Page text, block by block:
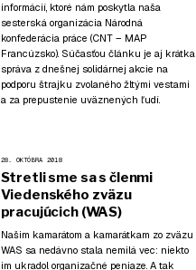
informácií, ktoré nám poskytla naša
sesterská organizácia Národná
konfederácia práce (CNT – MAP
Francúzsko). Súčasťou článku je aj krátka
správa z dnešnej solidárnej akcie na
podporu štrajku zvolaného žltými vestami
a za prepustenie uväznených ľudí.
28. OKTÓBRA 2018
Stretli sme sa s členmi
Viedenského zväzu
pracujúcich (WAS)
Našim kamarátom a kamarátkam zo zväzu
WAS sa nedávno stala nemilá vec: niekto
im ukradol organizačné peniaze. A tak